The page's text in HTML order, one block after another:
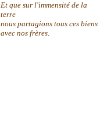
Et que sur l'immensité de la
terre
nous partagions tous ces biens
avec nos frères